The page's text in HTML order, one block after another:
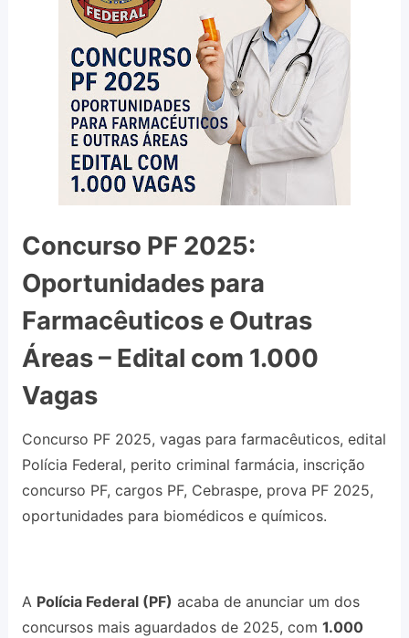
Concurso PF 2025:
Oportunidades para
Farmacêuticos e Outras
Áreas – Edital com 1.000
Vagas
Concurso PF 2025, vagas para farmacêuticos, edital
Polícia Federal, perito criminal farmácia, inscrição
concurso PF, cargos PF, Cebraspe, prova PF 2025,
oportunidades para biomédicos e químicos.
A Polícia Federal (PF) acaba de anunciar um dos
concursos mais aguardados de 2025, com 1.000